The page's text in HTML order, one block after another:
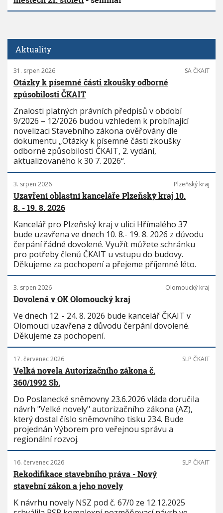
Aktuality
31. srpen 2026 SA ČKAIT
Otázky k písemné části zkoušky odborné
způsobilosti ČKAIT
Znalosti platných právních předpisů v období
9/2026 – 12/2026 budou vzhledem k probíhající
novelizaci Stavebního zákona ověřovány dle
dokumentu „Otázky k písemné části zkoušky
odborné způsobilosti ČKAIT, 2. vydání,
aktualizovaného k 30 7. 2026“.
3. srpen 2026 Plzeňský kraj
Uzavření oblastní kanceláře Plzeňský kraj 10.
8. - 19. 8. 2026
Kancelář pro Plzeňský kraj v ulici Hřímalého 37
bude uzavřena ve dnech 10. 8.- 19. 8. 2026 z důvodu
čerpání řádné dovolené. Využít můžete schránku
pro potřeby členů ČKAIT u vstupu do budovy.
Děkujeme za pochopení a přejeme příjemné léto.
3. srpen 2026 Olomoucký kraj
Dovolená v OK Olomoucký kraj
Ve dnech 12. - 24. 8. 2026 bude kancelář ČKAIT v
Olomouci uzavřena z důvodu čerpání dovolené.
Děkujeme za pochopení.
17. červenec 2026 SLP ČKAIT
Velká novela Autorizačního zákona č.
360/1992 Sb.
Do Poslanecké sněmovny 23.6.2026 vláda doručila
návrh "Velké novely" autorizačního zákona (AZ),
který dostal číslo sněmovního tisku 234. Bude
projednán Výborem pro veřejnou správu a
regionální rozvoj.
16. červenec 2026 SLP ČKAIT
Rekodifikace stavebního práva - Nový
stavební zákon a jeho novely
K návrhu novely NSZ pod č. 67/0 ze 12.12.2025